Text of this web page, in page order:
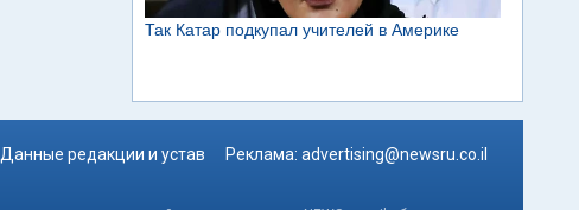
Данные редакции и устав Реклама: advertising@newsru.co.il